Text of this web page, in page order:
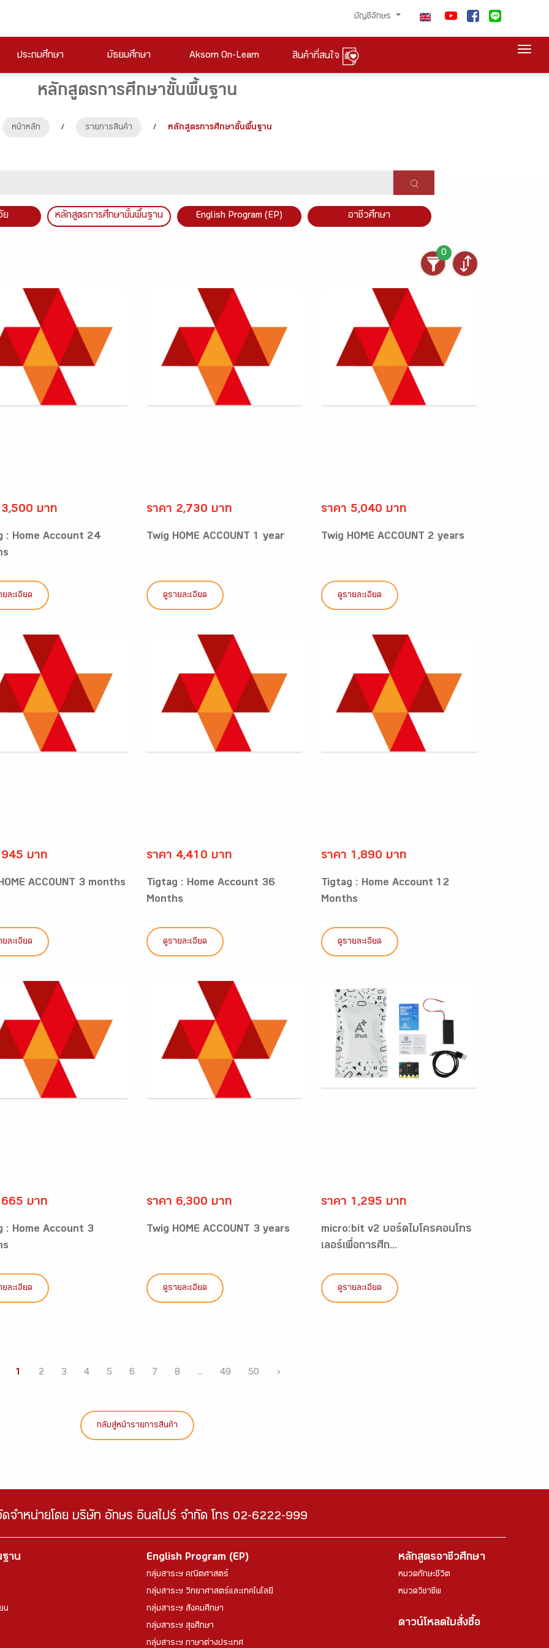
บัญชีอักษร
ประถมศึกษา มัธยมศึกษา Aksorn On-Learn สินค้าที่สนใจ
หลักสูตรการศึกษาขั้นพื้นฐาน
หน้าหลัก / รายการสินค้า / หลักสูตรการศึกษาขั้นพื้นฐาน
ย หลักสูตรการศึกษาขั้นพื้นฐาน English Program (EP) อาชีวศึกษา
0
3,500 บาท
: Home Account 24
ยละเอียด
ราคา 2,730 บาท
Twig HOME ACCOUNT 1 year
ดูรายละเอียด
ราคา 5,040 บาท
Twig HOME ACCOUNT 2 years
ดูรายละเอียด
945 บาท
ACCOUNT 3 months
ยละเอียด
ราคา 4,410 บาท
Tigtag : Home Account 36
Months
ดูรายละเอียด
ราคา 1,890 บาท
Tigtag : Home Account 12
Months
ดูรายละเอียด
665 บาท
: Home Account 3
ยละเอียด
ราคา 6,300 บาท
Twig HOME ACCOUNT 3 years
ดูรายละเอียด
ราคา 1,295 บาท
micro:bit v2 บอร์ดไมโครคอนโทร
เลอร์เพื่อการศึก...
ดูรายละเอียด
1 2 3 4 5 6 7 8 ... 49 50 ›
กลับสู่หน้ารายการสินค้า
ดจำหน่ายโดย บริษัท อักษร อินสไปร์ จำกัด โทร 02-6222-999
าน
น
English Program (EP)
กลุ่มสาระฯ คณิตศาสตร์
กลุ่มสาระฯ วิทยาศาสตร์และเทคโนโลยี
กลุ่มสาระฯ สังคมศึกษา
กลุ่มสาระฯ สุขศึกษา
กลุ่มสาระฯ ภาษาต่างประเทศ
หลักสูตรอาชีวศึกษา
หมวดทักษะชีวิต
หมวดวิชาชีพ
ดาวน์โหลดใบสั่งซื้อ